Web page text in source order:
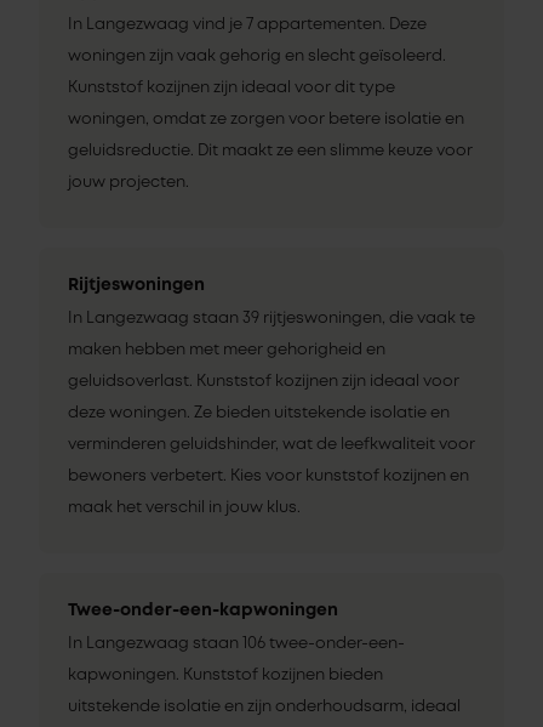
In Langezwaag vind je 7 appartementen. Deze
woningen zijn vaak gehorig en slecht geïsoleerd.
Kunststof kozijnen zijn ideaal voor dit type
woningen, omdat ze zorgen voor betere isolatie en
geluidsreductie. Dit maakt ze een slimme keuze voor
jouw projecten.
Rijtjeswoningen
In Langezwaag staan 39 rijtjeswoningen, die vaak te
maken hebben met meer gehorigheid en
geluidsoverlast. Kunststof kozijnen zijn ideaal voor
deze woningen. Ze bieden uitstekende isolatie en
verminderen geluidshinder, wat de leefkwaliteit voor
bewoners verbetert. Kies voor kunststof kozijnen en
maak het verschil in jouw klus.
Twee-onder-een-kapwoningen
In Langezwaag staan 106 twee-onder-een-
kapwoningen. Kunststof kozijnen bieden
uitstekende isolatie en zijn onderhoudsarm, ideaal